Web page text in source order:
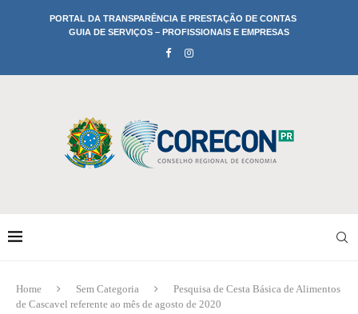
PORTAL DA TRANSPARÊNCIA E PRESTAÇÃO DE CONTAS
GUIA DE SERVIÇOS – PROFISSIONAIS E EMPRESAS
Home Sem Categoria
Pesquisa de Cesta Básica de Alimentos
de Cascavel referente ao mês de agosto de 2020